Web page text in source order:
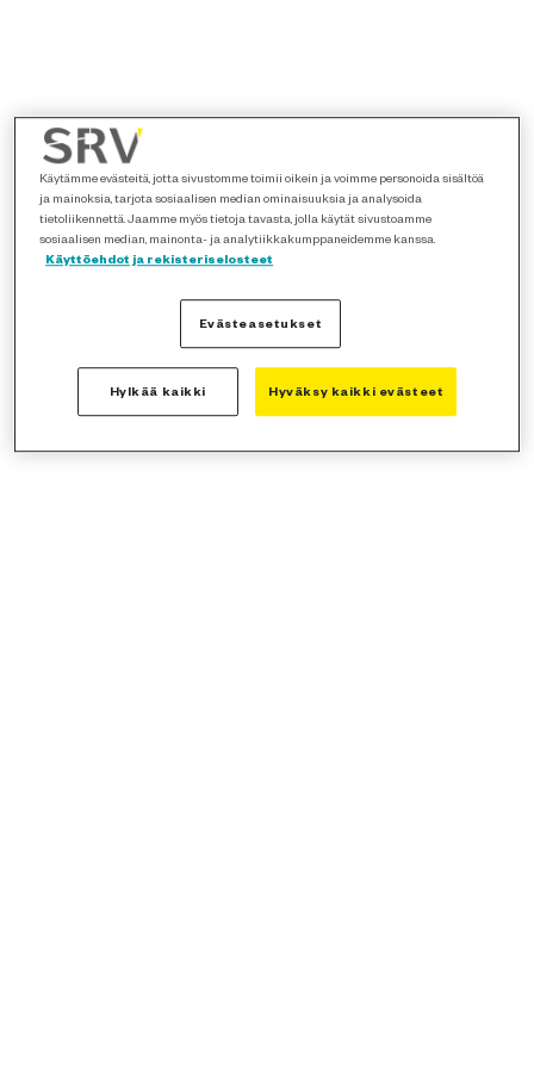
Käytämme evästeitä, jotta sivustomme toimii oikein ja voimme personoida sisältöä
ja mainoksia, tarjota sosiaalisen median ominaisuuksia ja analysoida
tietoliikennettä. Jaamme myös tietoja tavasta, jolla käytät sivustoamme
sosiaalisen median, mainonta- ja analytiikkakumppaneidemme kanssa.
Käyttöehdot ja rekisteriselosteet
Evästeasetukset
Hylkää kaikki Hyväksy kaikki evästeet